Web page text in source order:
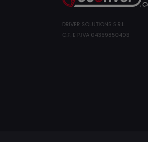
DRIVER SOLUTIONS S.R.L.
C.F. E P.IVA 04359850403